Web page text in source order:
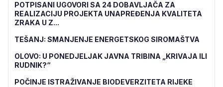
POTPISANI UGOVORI SA 24 DOBAVLJAČA ZA
REALIZACIJU PROJEKTA UNAPREĐENJA KVALITETA
ZRAKA U Z...
TEŠANJ: SMANJENJE ENERGETSKOG SIROMAŠTVA
OLOVO: U PONEDJELJAK JAVNA TRIBINA „KRIVAJA ILI
RUDNIK?“
POČINJE ISTRAŽIVANJE BIODEVERZITETA RIJEKE